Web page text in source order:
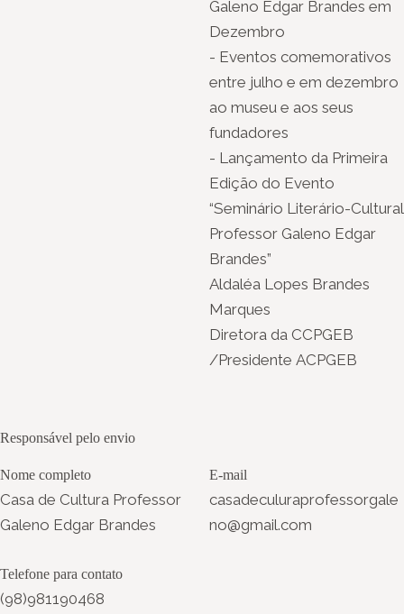
Galeno Edgar Brandes em
Dezembro
- Eventos comemorativos
entre julho e em dezembro
ao museu e aos seus
fundadores
- Lançamento da Primeira
Edição do Evento
“Seminário Literário-Cultural
Professor Galeno Edgar
Brandes”
Aldaléa Lopes Brandes
Marques
Diretora da CCPGEB
/Presidente ACPGEB
Responsável pelo envio
Nome completo
Casa de Cultura Professor
Galeno Edgar Brandes
Telefone para contato
(98)981190468
E-mail
casadeculuraprofessorgale
no@gmail.com